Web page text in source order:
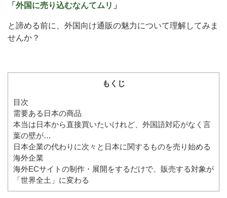
「外国に売り込むなんてムリ」
と諦める前に、外国向け通販の魅力について理解してみま
せんか？
もくじ
目次
需要ある日本の商品
本当は日本から直接買いたいけれど、外国語対応がなく言
葉の壁が…
日本企業の代わりに次々と日本に関するものを売り始める
海外企業
海外ECサイトの制作・展開をするだけで、販売する対象が
「世界全土」に変わる